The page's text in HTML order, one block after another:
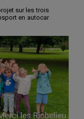
sur les trois
en autocar